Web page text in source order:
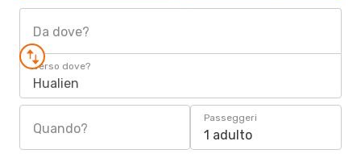
Da dove?
Verso dove?
Hualien
Quando?
Passeggeri
1 adulto